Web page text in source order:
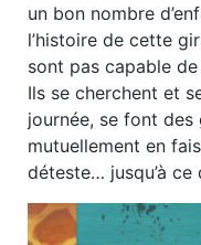
un bon nombre
l’histoire de cette
sont pas capable
Ils se cherchent et
journée, se font des
mutuellement en
déteste… jusqu’à ce